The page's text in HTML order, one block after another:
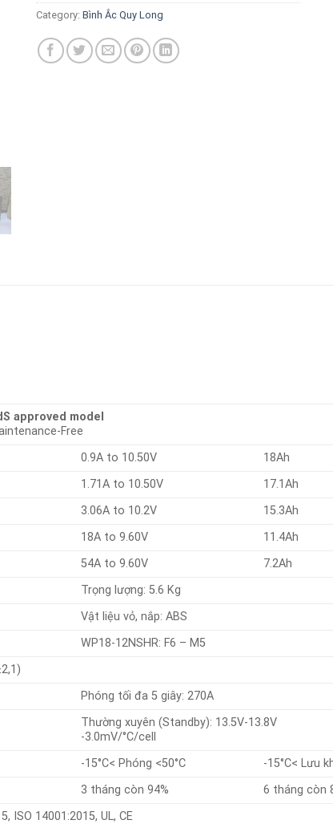
Category: Bình Ắc Quy Long
approved model
Free
0.9A to 10.50V
18Ah
1.71A to 10.50V
17.1Ah
3.06A to 10.2V
15.3Ah
18A to 9.60V
11.4Ah
54A to 9.60V
7.2Ah
Trọng lượng: 5.6 Kg
Vật liệu vỏ, nắp: ABS
WP18-12NSHR: F6 – M5
Phóng tối đa 5 giây: 270A
Thường xuyên (Standby): 13.5V-13.8V
-3.0mV/°C/cell
-15°C< Phóng <50°C
-15°C< Lưu
3 tháng còn 94%
6 tháng còn
ISO 14001:2015, UL, CE